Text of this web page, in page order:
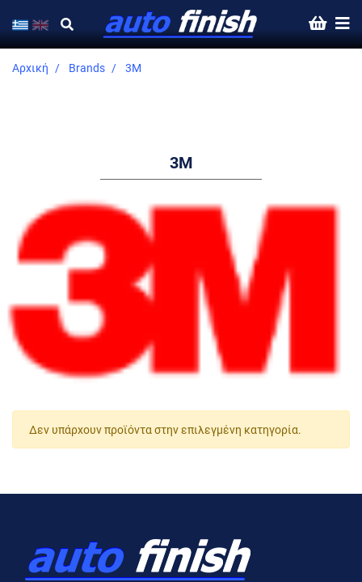
Αρχική Brands 3M
3M
Δεν υπάρχουν προϊόντα στην επιλεγμένη κατηγορία.